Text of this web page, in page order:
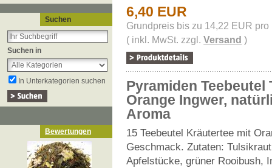
Suchen
Suchen in
In Unterkategorien suchen
Bewertungen
6,40 EUR
Grundpreis bis zu 14,22 EUR pro
( inkl. MwSt. zzgl.Versand )
Pyramiden Teebeutel
Orange Ingwer,
Aroma
15 Teebeutel Kräutertee mit
Geschmack. Zutaten:
Apfelstücke, grüner Rooibush,